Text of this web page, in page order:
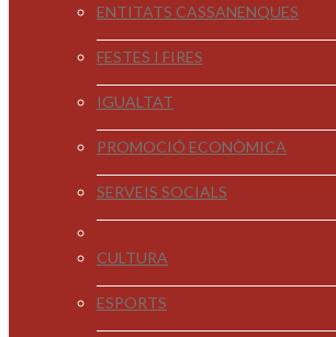
ENTITATS CASSANENQUES
FESTES I FIRES
IGUALTAT
PROMOCIÓ ECONÒMICA
SERVEIS SOCIALS
CULTURA
ESPORTS